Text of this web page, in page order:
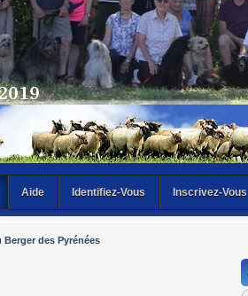
Aide Identifiez-Vous Inscrivez-Vous
Berger des Pyrénées